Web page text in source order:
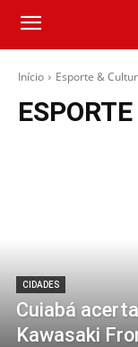
Início Esporte &
CIDADES
Cuiabá
Kawasaki